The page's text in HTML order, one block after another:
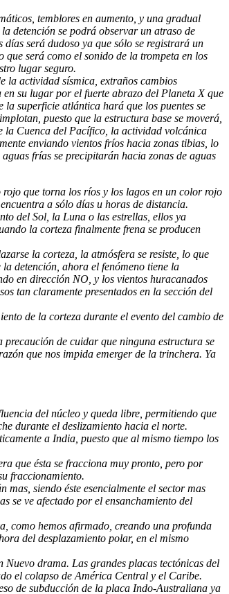
temblores en aumento, y una gradual
detención se podrá observar un atraso de
será dudoso ya que sólo se registrará un
que será como el sonido de la trompeta en los
lugar seguro.
la actividad sísmica, extraños cambios
su lugar por el fuerte abrazo del Planeta X que
superficie atlántica hará que los puentes se
puesto que la estructura base se moverá,
la Cuenca del Pacífico, la actividad volcánica
enviando vientos fríos hacia zonas tibias, lo
frías se precipitarán hacia zonas de aguas
que torna los ríos y los lagos en un color rojo
a sólo días u horas de distancia.
del Sol, la Luna o las estrellas, ellos ya
la corteza finalmente frena se producen
la corteza, la atmósfera se resiste, lo que
detención, ahora el fenómeno tiene la
en dirección NO, y los vientos huracanados
tan claramente presentados en la sección del
de la corteza durante el evento del cambio de
de cuidar que ninguna estructura se
que nos impida emerger de la trinchera. Ya
del núcleo y queda libre, permitiendo que
durante el deslizamiento hacia el norte.
a India, puesto que al mismo tiempo los
que ésta se fracciona muy pronto, pero por
fraccionamiento.
siendo éste esencialmente el sector mas
se ve afectado por el ensanchamiento del
como hemos afirmado, creando una profunda
del desplazamiento polar, en el mismo
drama. Las grandes placas tectónicas del
el colapso de América Central y el Caribe.
de subducción de la placa Indo-Australiana ya